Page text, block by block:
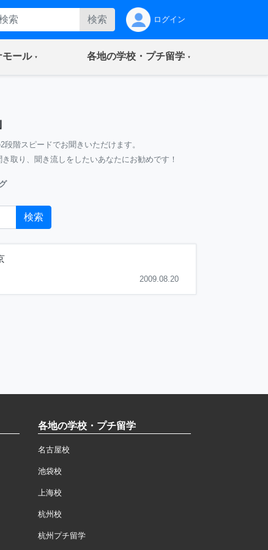
検索 ログイン
モール(current) 各地の学校・プチ留学(current)
階スピードでお聞きいただけます。
取り、聞き流しをしたいあなたにお勧めです！
検索
2009.08.20
各地の学校・プチ留学
名古屋校
池袋校
上海校
杭州校
杭州プチ留学